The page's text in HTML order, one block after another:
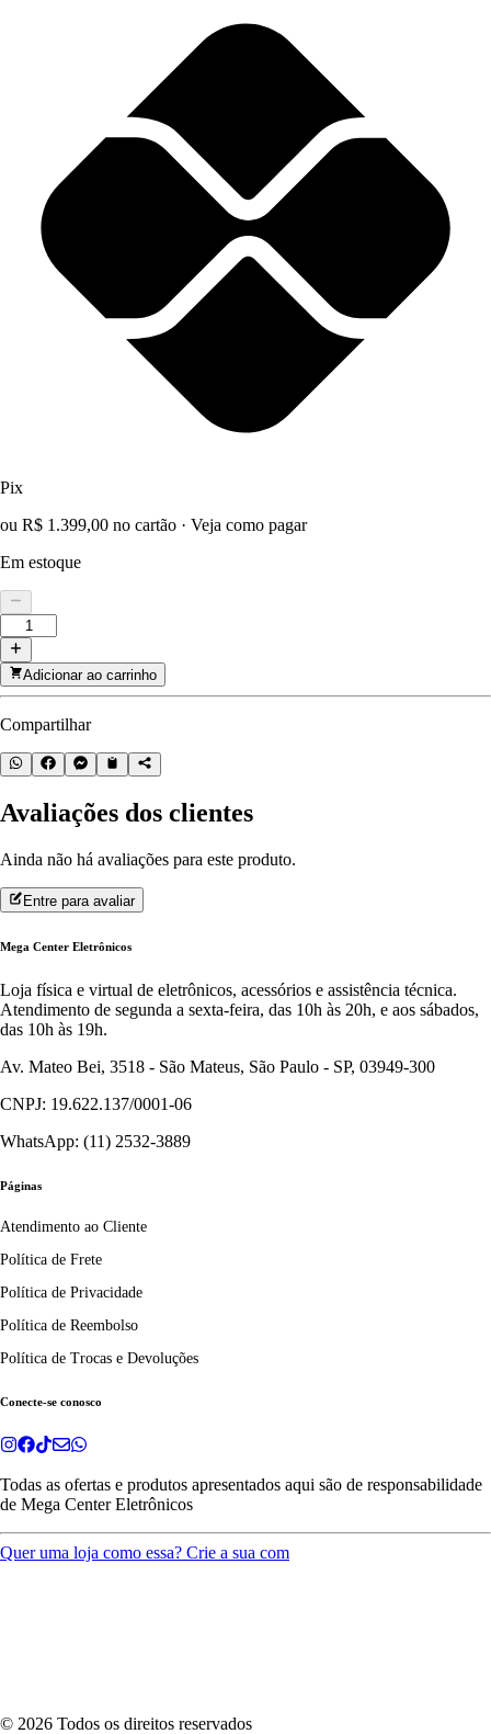
Pix
ou R$ 1.399,00 no cartão · Veja como pagar
Em estoque
Adicionar ao carrinho
Compartilhar
Avaliações dos clientes
Ainda não há avaliações para este produto.
Entre para avaliar
Mega Center Eletrônicos
Loja física e virtual de eletrônicos, acessórios e assistência técnica.
Atendimento de segunda a sexta-feira, das 10h às 20h, e aos sábados,
das 10h às 19h.
Av. Mateo Bei, 3518 - São Mateus, São Paulo - SP, 03949-300
CNPJ: 19.622.137/0001-06
WhatsApp: (11) 2532-3889
Páginas
Atendimento ao Cliente
Política de Frete
Política de Privacidade
Política de Reembolso
Política de Trocas e Devoluções
Conecte-se conosco
Todas as ofertas e produtos apresentados aqui são de responsabilidade
de Mega Center Eletrônicos
Quer uma loja como essa? Crie a sua com
© 2026 Todos os direitos reservados